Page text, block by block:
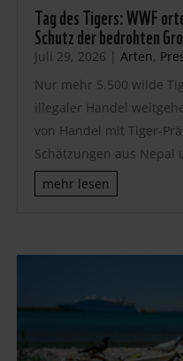
Tag des Tigers: WWF
Schutz der bedrohten
Juli 29, 2026 | Arten,
Nur mehr 5.500 wilde
illegaler Handel
von Handel mit Tiger-
Schätzungen aus Nepal
mehr lesen